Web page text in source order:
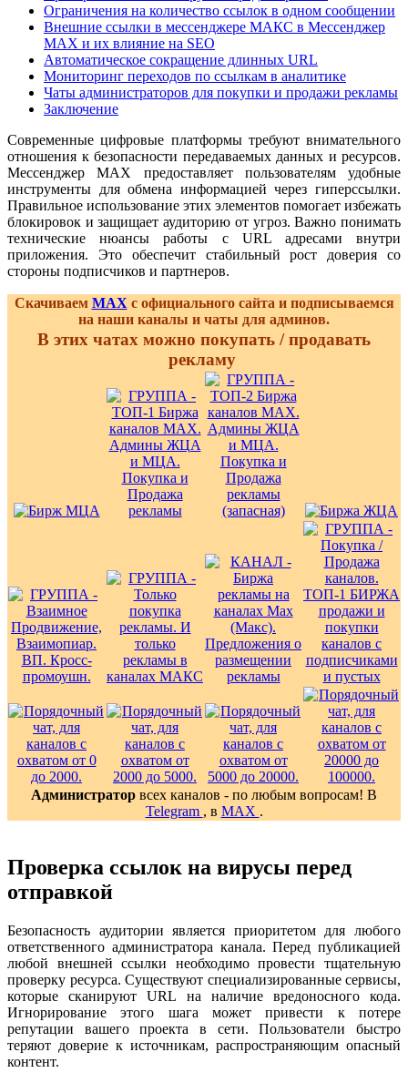
Ограничения на количество ссылок в одном сообщении
Внешние ссылки в мессенджере МАКС в Мессенджер
MAX и их влияние на SEO
Автоматическое сокращение длинных URL
Мониторинг переходов по ссылкам в аналитике
Чаты администраторов для покупки и продажи рекламы
Заключение
Современные цифровые платформы требуют внимательного
отношения к безопасности передаваемых данных и ресурсов.
Мессенджер MAX предоставляет пользователям удобные
инструменты для обмена информацией через гиперссылки.
Правильное использование этих элементов помогает избежать
блокировок и защищает аудиторию от угроз. Важно понимать
технические нюансы работы с URL адресами внутри
приложения. Это обеспечит стабильный рост доверия со
стороны подписчиков и партнеров.
Скачиваем MAX с официального сайта и подписываемся
на наши каналы и чаты для админов.
В этих чатах можно покупать / продавать
рекламу
Администратор всех каналов - по любым вопросам! В
Telegram , в MAX .
Проверка ссылок на вирусы перед
отправкой
Безопасность аудитории является приоритетом для любого
ответственного администратора канала. Перед публикацией
любой внешней ссылки необходимо провести тщательную
проверку ресурса. Существуют специализированные сервисы,
которые сканируют URL на наличие вредоносного кода.
Игнорирование этого шага может привести к потере
репутации вашего проекта в сети. Пользователи быстро
теряют доверие к источникам, распространяющим опасный
контент.